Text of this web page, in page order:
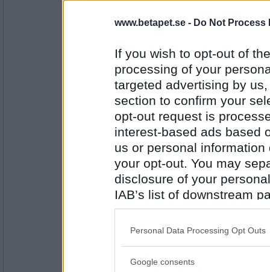
www.betapet.se - Do Not Process
If you wish to opt-out of
processing of your
targeted advertising by
section to confirm your
opt-out request is
interest-based ads based
us or personal
your opt-out. You may
disclosure of your
IAB’s list of downstream
also be disclosed by us
Downstream Participants
Please note that this
Personal Data Processing Opt Outs
Google consents
Antal inlägg: 624
Antal inlägg:
15408
Ska du aldrig gå och lägga dig?
Sover inte på den tiden
sessan2011- Ej medlem längre
Antal inlägg: 245
Varför ligger du inte i sängen vid lunchtid?